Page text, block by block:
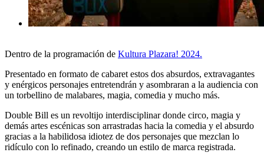
Dentro de la programación de Kultura Plazara! 2024.
Presentado en formato de cabaret estos dos absurdos, extravagantes
y enérgicos personajes entretendrán y asombraran a la audiencia con
un torbellino de malabares, magia, comedia y mucho más.
Double Bill es un revoltijo interdisciplinar donde circo, magia y
demás artes escénicas son arrastradas hacia la comedia y el absurdo
gracias a la habilidosa idiotez de dos personajes que mezclan lo
ridículo con lo refinado, creando un estilo de marca registrada.